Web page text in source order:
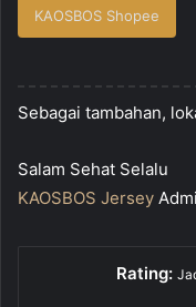
KAOSBOS Shopee
Sebagai tambahan,
Salam Sehat Selalu
KAOSBOS Jersey
Rating: